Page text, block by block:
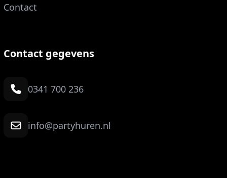
Contact
Contact gegevens
0341 700 236
info@partyhuren.nl